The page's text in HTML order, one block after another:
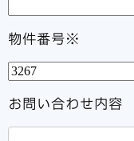
物件番号※
お問い合わせ内容